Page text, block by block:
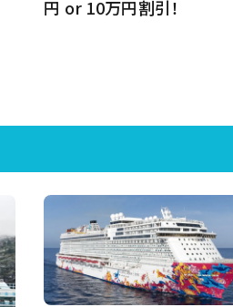
円 or 10万円割引！